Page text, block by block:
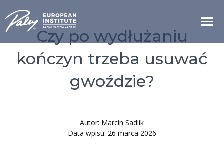
Czy po wydłużaniu
kończyn trzeba usuwać
gwoździe?
Autor: Marcin Sadlik
Data wpisu: 26 marca 2026